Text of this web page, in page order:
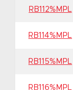
RB112%MPL
RB114%MPL
RB115%MPL
RB116%MPL